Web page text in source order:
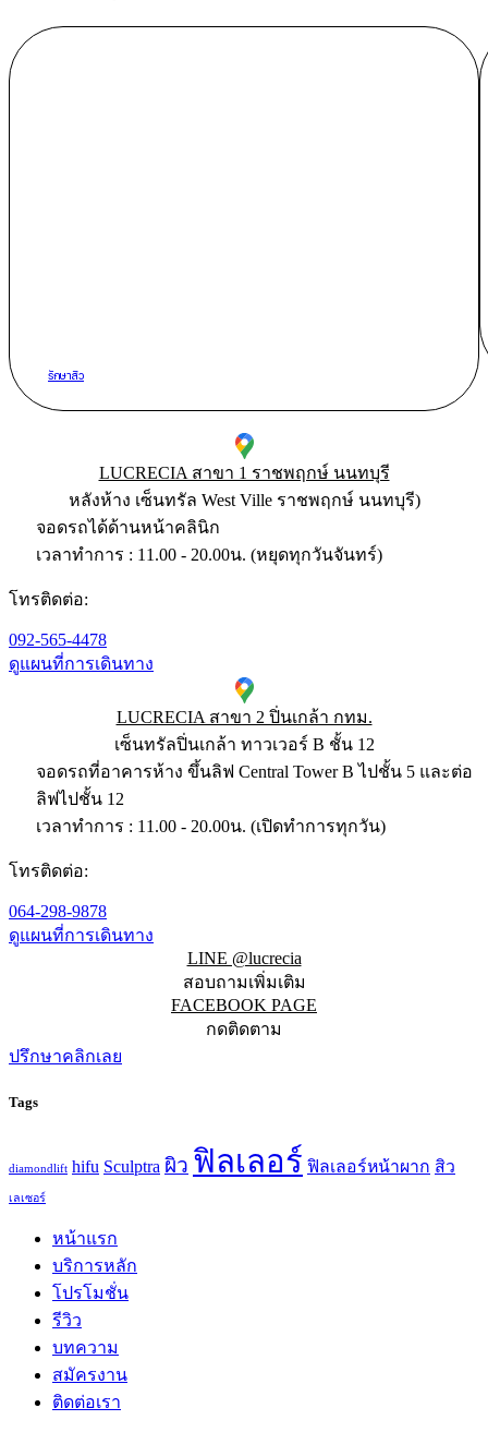
รักษาสิว
LUCRECIA สาขา 1 ราชพฤกษ์ นนทบุรี
หลังห้าง เซ็นทรัล West Ville ราชพฤกษ์ นนทบุรี)​
จอดรถได้ด้านหน้าคลินิก
เวลาทำการ : 11.00 - 20.00น. (หยุดทุกวันจันทร์)
โทรติดต่อ:
092-565-4478
ดูแผนที่การเดินทาง
LUCRECIA สาขา 2 ปิ่นเกล้า กทม.
เซ็นทรัลปิ่นเกล้า ทาวเวอร์ B ชั้น 12
จอดรถที่อาคารห้าง ขึ้นลิฟ Central Tower B ไปชั้น 5 และต่อ
ลิฟไปชั้น 12
เวลาทำการ : 11.00 - 20.00น. (เปิดทำการทุกวัน)
โทรติดต่อ:
064-298-9878
ดูแผนที่การเดินทาง
LINE @lucrecia
สอบถามเพิ่มเติม
FACEBOOK PAGE
กดติดตาม
ปรึกษาคลิกเลย
Tags
diamondlift hifu Sculptra ผิว ฟิลเลอร์ ฟิลเลอร์หน้าผาก สิว
เลเซอร์
หน้าแรก
บริการหลัก
โปรโมชั่น
รีวิว
บทความ
สมัครงาน
ติดต่อเรา